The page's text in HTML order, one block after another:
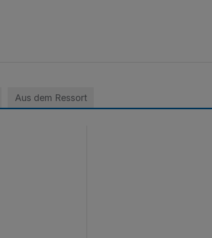
Aus dem Ressort